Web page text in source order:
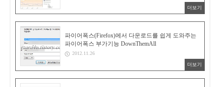
더보기
파이어폭스(Firefox)에서 다운로드를 쉽게 도와주는
파이어폭스 부가기능 DownThemAll
2012.11.26
더보기